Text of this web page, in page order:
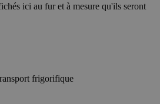
ici au fur et à mesure qu'ils seront
frigorifique